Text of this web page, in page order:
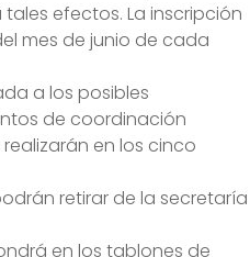
efectos. La inscripción
mes de junio de cada
a los posibles
de coordinación
en los cinco
retirar de la secretaría
en los tablones de